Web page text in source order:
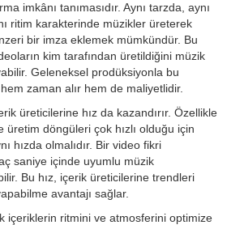
imkânı tanımasıdır. Aynı tarzda, aynı
ritim karakterinde müzikler üreterek
bir imza eklemek mümkündür. Bu
kim tarafından üretildiğini müzik
Geleneksel prodüksiyonla bu
hem zaman alır hem de maliyetlidir.
üreticilerine hız da kazandırır. Özellikle
üretim döngüleri çok hızlı olduğu için
hızda olmalıdır. Bir video fikri
saniye içinde uyumlu müzik
Bu hız, içerik üreticilerine trendleri
avantajı sağlar.
içeriklerin ritmini ve atmosferini optimize